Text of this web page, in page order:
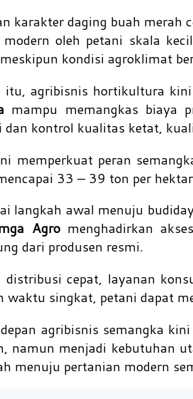
karakter daging buah merah
modern oleh petani skala
kondisi agroklimat
itu, agribisnis hortikultura
mampu memangkas biaya
dan kontrol kualitas ketat,
memperkuat peran
33 – 39 ton per
langkah awal menuju
Agromenghadirkan
dari produsen resmi.
distribusi cepat, layanan
waktu singkat, petani dapat
agribisnis semangka
namun menjadi kebutuhan
menuju pertanian modern